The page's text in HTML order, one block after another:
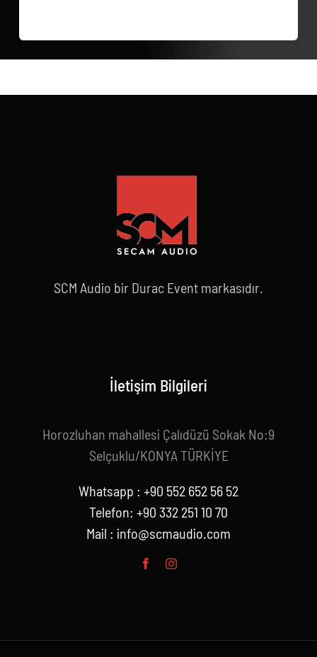
SCM Audio bir Durac Event markasıdır.
İletişim Bilgileri
Horozluhan mahallesi Çalıdüzü Sokak No:9
Selçuklu/KONYA TÜRKİYE
Whatsapp : +90 552 652 56 52
Telefon: +90 332 251 10 70
Mail : info@scmaudio.com